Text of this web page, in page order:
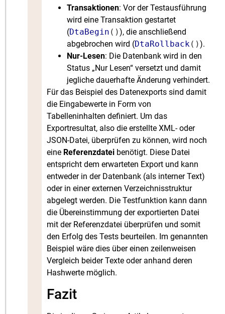
Transaktionen: Vor der Testausführung
wird eine Transaktion gestartet
(DtaBegin ()), die anschließend
abgebrochen wird (DtaRollback()).
Nur-Lesen: Die Datenbank wird in den
Status „Nur Lesen“ versetzt und damit
jegliche dauerhafte Änderung verhindert.
Für das Beispiel des Datenexports sind damit
die Eingabewerte in Form von
Tabelleninhalten definiert. Um das
Exportresultat, also die erstellte XML- oder
JSON-Datei, überprüfen zu können, wird noch
eine Referenzdatei benötigt. Diese Datei
entspricht dem erwarteten Export und kann
entweder in der Datenbank (als interner Text)
oder in einer externen Verzeichnisstruktur
abgelegt werden. Die Testfunktion kann dann
die Übereinstimmung der exportierten Datei
mit der Referenzdatei überprüfen und somit
den Erfolg des Tests beurteilen. Im genannten
Beispiel wäre dies über einen zeilenweisen
Vergleich beider Texte oder anhand deren
Hashwerte möglich.
Fazit